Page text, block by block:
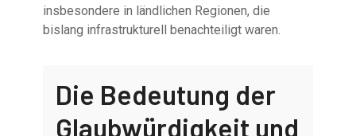
insbesondere in ländlichen Regionen, die
bislang infrastrukturell benachteiligt waren.
Die Bedeutung der
Glaubwürdigkeit und